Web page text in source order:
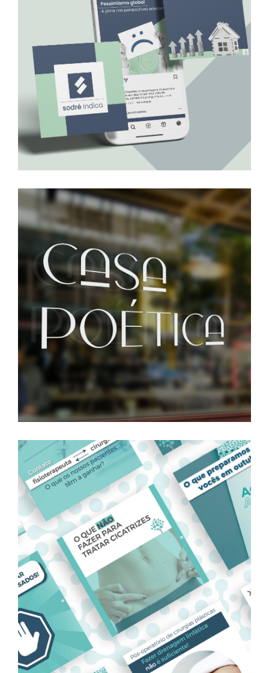
Sodré Investimentos
Casa Poética
Instituto Mariane Altomare